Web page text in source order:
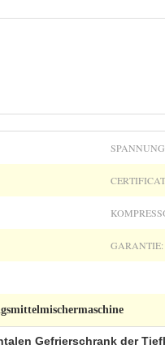
GARANTIE:
Gefrierschrank der